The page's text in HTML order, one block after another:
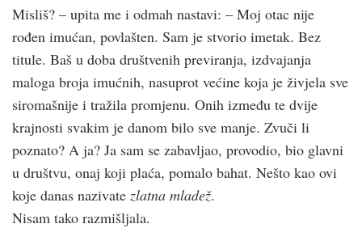
Misliš? – upita me i odmah nastavi: – Moj otac nije
rođen imućan, povlašten. Sam je stvorio imetak. Bez
titule. Baš u doba društvenih previranja, izdvajanja
maloga broja imućnih, nasuprot većine koja je živjela sve
siromašnije i tražila promjenu. Onih između te dvije
krajnosti svakim je danom bilo sve manje. Zvuči li
poznato? A ja? Ja sam se zabavljao, provodio, bio glavni
u društvu, onaj koji plaća, pomalo bahat. Nešto kao ovi
koje danas nazivate zlatna mladež.
Nisam tako razmišljala.